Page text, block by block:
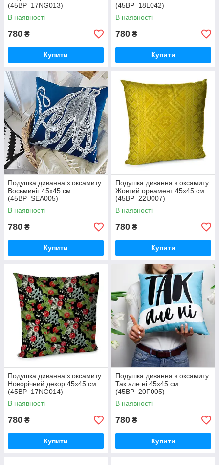
(45BP_17NG013)
В наявності
780 ₴
Купити
(45BP_18L042)
В наявності
780 ₴
Купити
Подушка диванна з оксамиту
Восьминіг 45x45 см
(45BP_SEA005)
В наявності
780 ₴
Купити
Подушка диванна з оксамиту
Жовтий орнамент 45x45 см
(45BP_22U007)
В наявності
780 ₴
Купити
Подушка диванна з оксамиту
Новорічний декор 45x45 см
(45BP_17NG014)
В наявності
780 ₴
Купити
Подушка диванна з оксамиту
Так але ні 45x45 см
(45BP_20F005)
В наявності
780 ₴
Купити